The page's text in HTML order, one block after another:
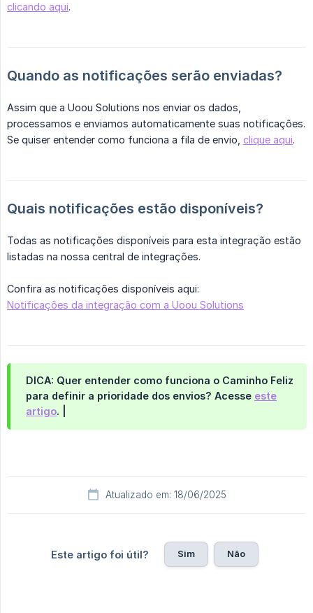
clicando aqui.
Quando as notificações serão enviadas?
Assim que a Uoou Solutions nos enviar os dados,
processamos e enviamos automaticamente suas notificações.
Se quiser entender como funciona a fila de envio, clique aqui.
Quais notificações estão disponíveis?
Todas as notificações disponíveis para esta integração estão
listadas na nossa central de integrações.
Confira as notificações disponíveis aqui:
Notificações da integração com a Uoou Solutions
DICA: Quer entender como funciona o Caminho Feliz
para definir a prioridade dos envios? Acesse este
artigo. |
Atualizado em: 18/06/2025
Este artigo foi útil? Sim Não